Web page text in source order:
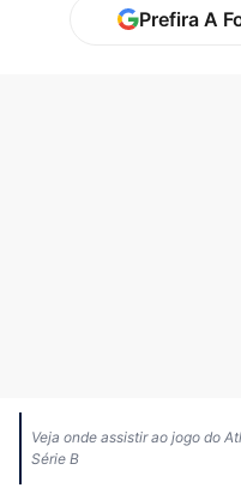
Prefira A
Veja onde assistir ao jogo do
Série B